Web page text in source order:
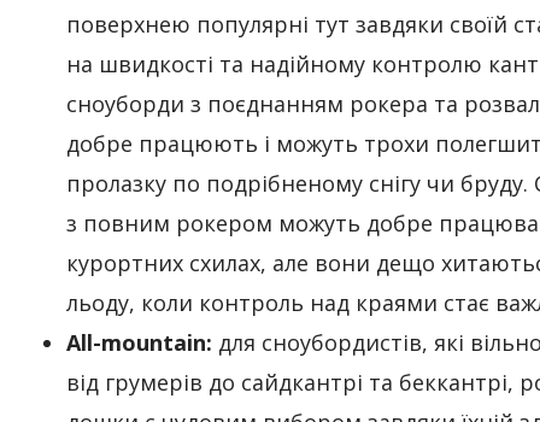
поверхнею популярні тут завдяки своїй
на швидкості та надійному контролю
сноуборди з поєднанням рокера та
добре працюють і можуть трохи
пролазку по подрібненому снігу чи
з повним рокером можуть добре
курортних схилах, але вони дещо
льоду, коли контроль над краями стає
All-mountain: для сноубордистів, які
від грумерів до сайдкантрі та беккантрі,